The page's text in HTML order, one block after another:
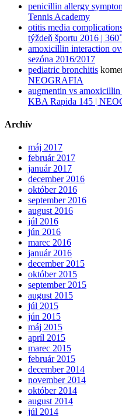
penicillin allergy
Tennis Academy
otitis media
týždeň športu 2016 |
amoxicillin interaction
sezóna 2016/2017
pediatric bronchitis
NEOGRAFIA
augmentin vs
KBA Rapida 145 |
Archív
máj 2017
február 2017
január 2017
december 2016
október 2016
september 2016
august 2016
júl 2016
jún 2016
marec 2016
január 2016
december 2015
október 2015
september 2015
august 2015
júl 2015
jún 2015
máj 2015
apríl 2015
marec 2015
február 2015
december 2014
november 2014
október 2014
august 2014
júl 2014